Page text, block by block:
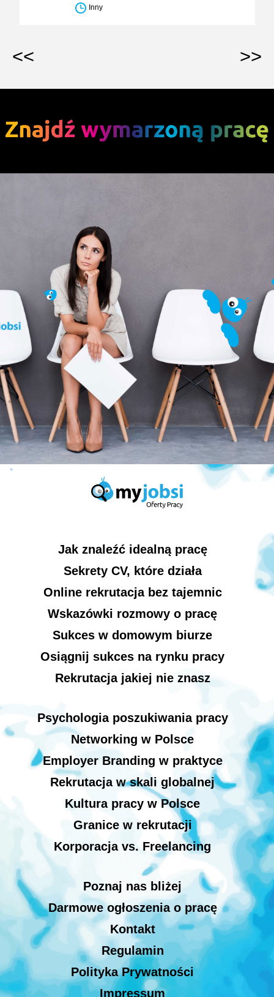
Inny
<< >>
Jak znaleźć idealną pracę
Sekrety CV, które działa
Online rekrutacja bez tajemnic
Wskazówki rozmowy o pracę
Sukces w domowym biurze
Osiągnij sukces na rynku pracy
Rekrutacja jakiej nie znasz
Psychologia poszukiwania pracy
Networking w Polsce
Employer Branding w praktyce
Rekrutacja w skali globalnej
Kultura pracy w Polsce
Granice w rekrutacji
Korporacja vs. Freelancing
Poznaj nas bliżej
Darmowe ogłoszenia o pracę
Kontakt
Regulamin
Polityka Prywatności
Impressum